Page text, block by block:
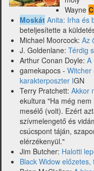
és
mások)
Wayne
Moskát Anita: Irha és
beteljesítette a
Michael Moorcock: Az
J. Goldenlane: Térdig
Arthur Conan Doyle: A
gamekapocs - Witcher
karakterposzter IGN
Terry Pratchett: Akkor
ekultura "Ha még
mesélő (volt). Ezért
szívmelengető és
csúcspont táján,
elérzékenyül."
Jim Butcher: Halotti
Black Widow előzetes,